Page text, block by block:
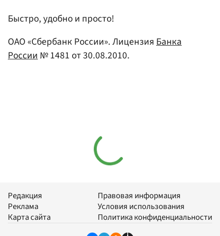
Быстро, удобно и просто!
ОАО «Сбербанк России». ЛицензияБанка
России№ 1481 от 30.08.2010.
Редакция
Реклама
Карта сайта
Правовая информация
Условия использования
Политика конфиденциальности